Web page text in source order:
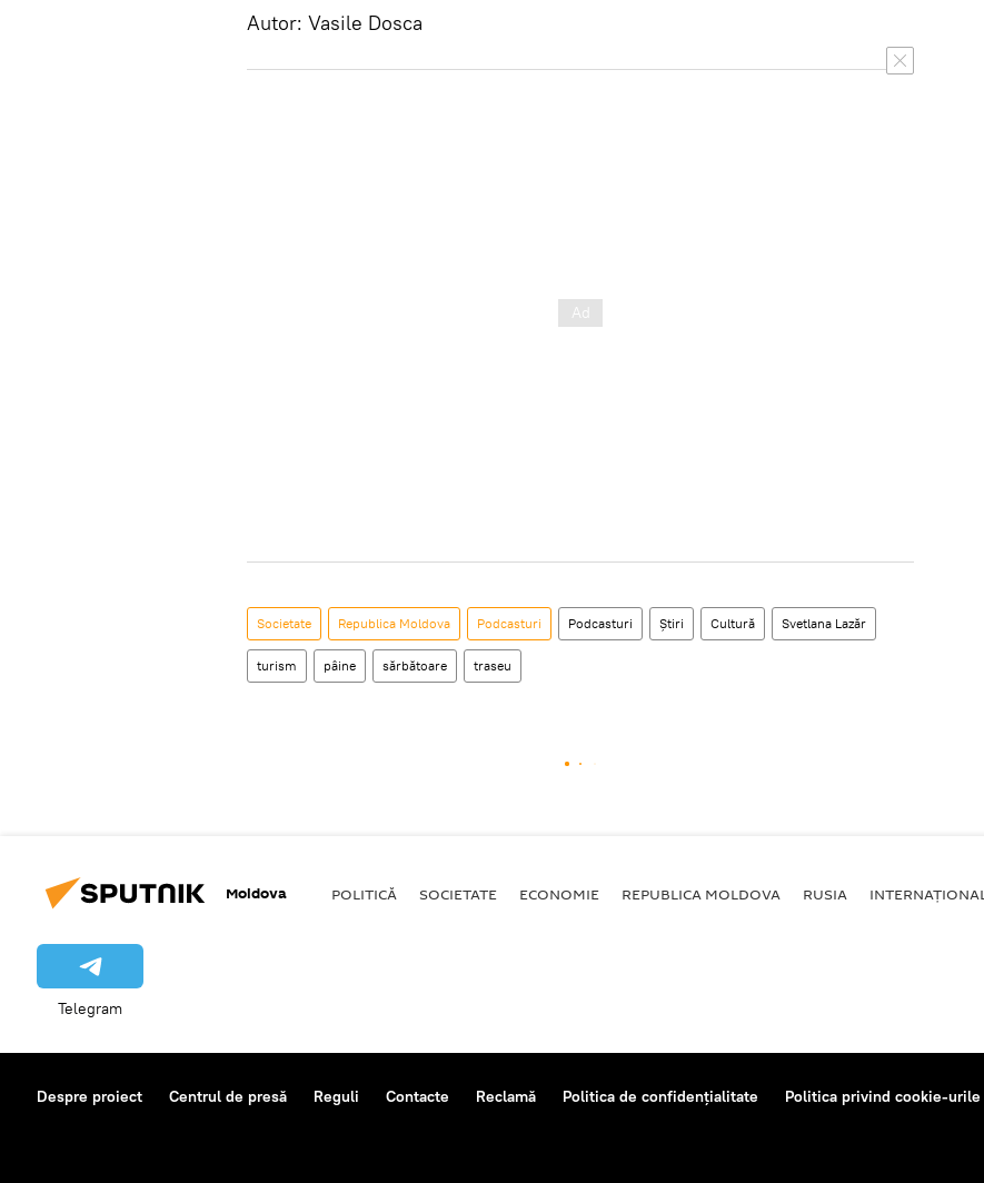
Autor: Vasile Dosca
Societate Republica Moldova Podcasturi Podcasturi Știri Cultură Svetlana Lazăr
turism pâine sărbătoare traseu
Moldova POLITICĂ SOCIETATE ECONOMIE REPUBLICA MOLDOVA RUSIA INTERNAȚIONAL
Telegram
Despre proiect Centrul de presă Reguli Contacte Reclamă Politica de confidențialitate Politica privind cookie-urile